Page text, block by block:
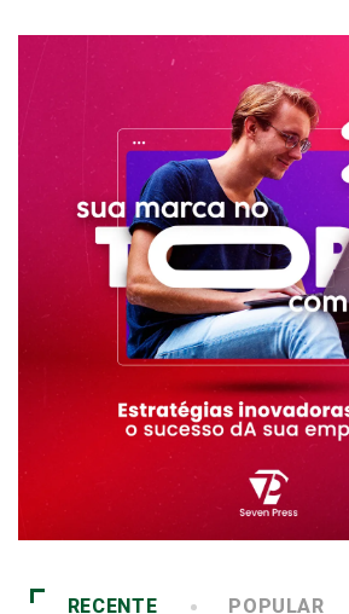
RECENTE POPULAR